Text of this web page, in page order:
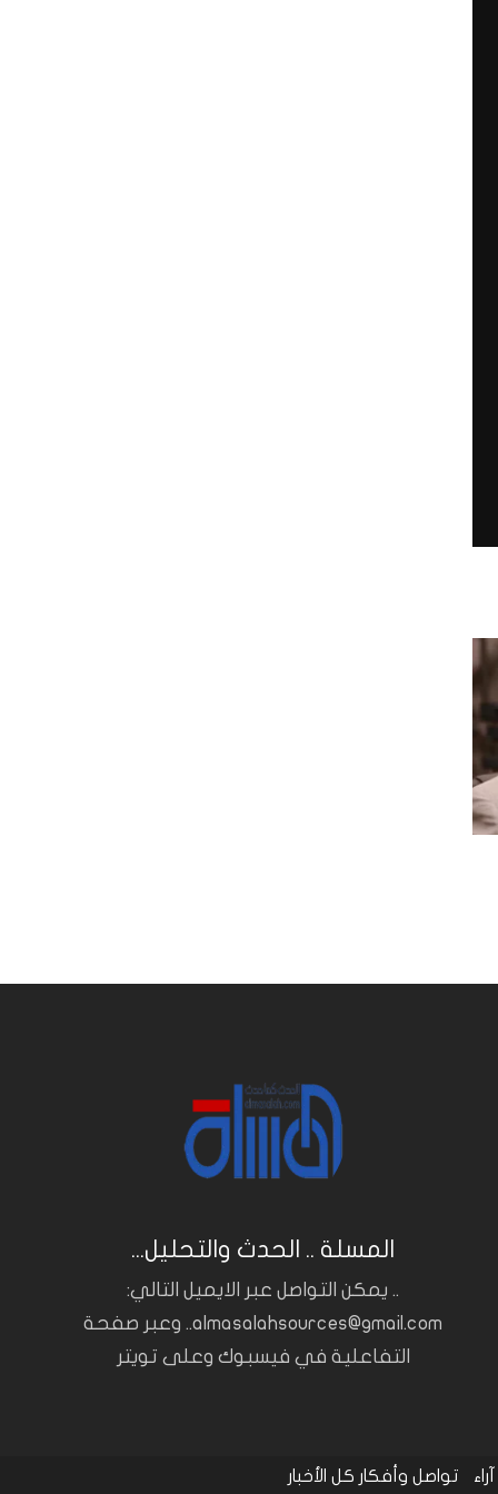
المسلة .. الحدث والتحليل...
.. يمكن التواصل عبر الايميل التالي:
almasalahsources@gmail.com.. وعبر صفحة
التفاعلية في فيسبوك وعلى تويتر
آراء تواصل وأفكار كل الأخبار